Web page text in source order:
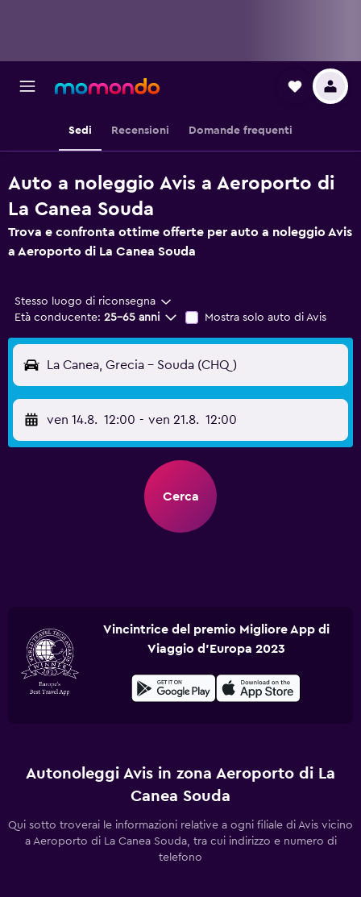
Sedi Recensioni Domande frequenti
Auto a noleggio Avis a Aeroporto di
La Canea Souda
Trova e confronta ottime offerte per auto a noleggio Avis
a Aeroporto di La Canea Souda
Stesso luogo di riconsegna
Età conducente: 25-65 anni Mostra solo auto di Avis
La Canea, Grecia - Souda (CHQ)
ven 14.8. 12:00 - ven 21.8. 12:00
Cerca
Vincintrice del premio Migliore App di
Viaggio d'Europa 2023
Autonoleggi Avis in zona Aeroporto di La
Canea Souda
Qui sotto troverai le informazioni relative a ogni filiale di Avis vicino
a Aeroporto di La Canea Souda, tra cui indirizzo e numero di
telefono